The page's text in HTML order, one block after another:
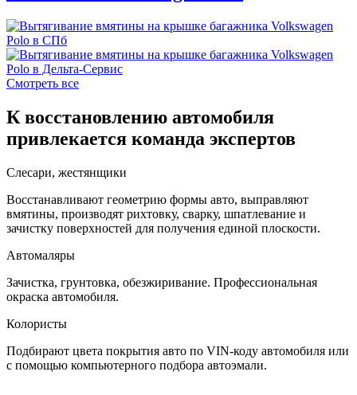
Смотреть все
К восстановлению автомобиля
привлекается команда экспертов
Слесари, жестянщики
Восстанавливают геометрию формы авто, выправляют
вмятины, производят рихтовку, сварку, шпатлевание и
зачистку поверхностей для получения единой плоскости.
Автомаляры
Зачистка, грунтовка, обезжиривание. Профессиональная
окраска автомобиля.
Колористы
Подбирают цвета покрытия авто по VIN-коду автомобиля или
с помощью компьютерного подбора автоэмали.